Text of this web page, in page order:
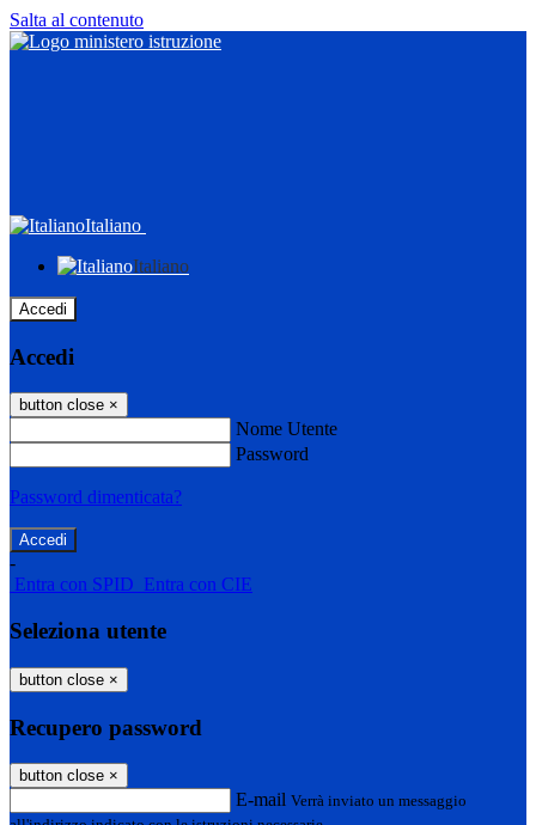
Salta al contenuto
Italiano
Italiano
Accedi
Accedi
button close ×
Nome Utente
Password
Password dimenticata?
-
Entra con SPID Entra con CIE
Seleziona utente
button close ×
Recupero password
button close ×
E-mail Verrà inviato un messaggio